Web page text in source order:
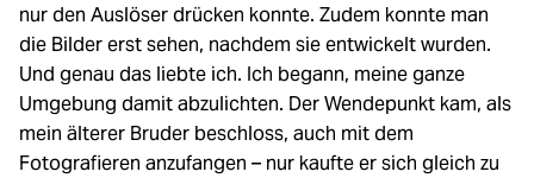
nur den Auslöser drücken konnte. Zudem konnte man
die Bilder erst sehen, nachdem sie entwickelt wurden.
Und genau das liebte ich. Ich begann, meine ganze
Umgebung damit abzulichten. Der Wendepunkt kam, als
mein älterer Bruder beschloss, auch mit dem
Fotografieren anzufangen – nur kaufte er sich gleich zu